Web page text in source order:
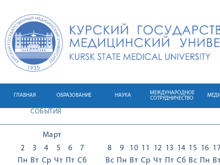
ГЛАВНАЯ ОБРАЗОВАНИЕ НАУКА
МЕЖДУНАРОДНОЕ
СОТРУДНИЧЕСТВО
СОБЫТИЯ
Март
2
Пн
3
Вт
4
Ср
5
Чт
6
Пт
7
Сб
8
Вс
9
Пн
10
Вт
11
Ср
12
Чт
13
Пт
14
Сб
15
Вс
16
Пн